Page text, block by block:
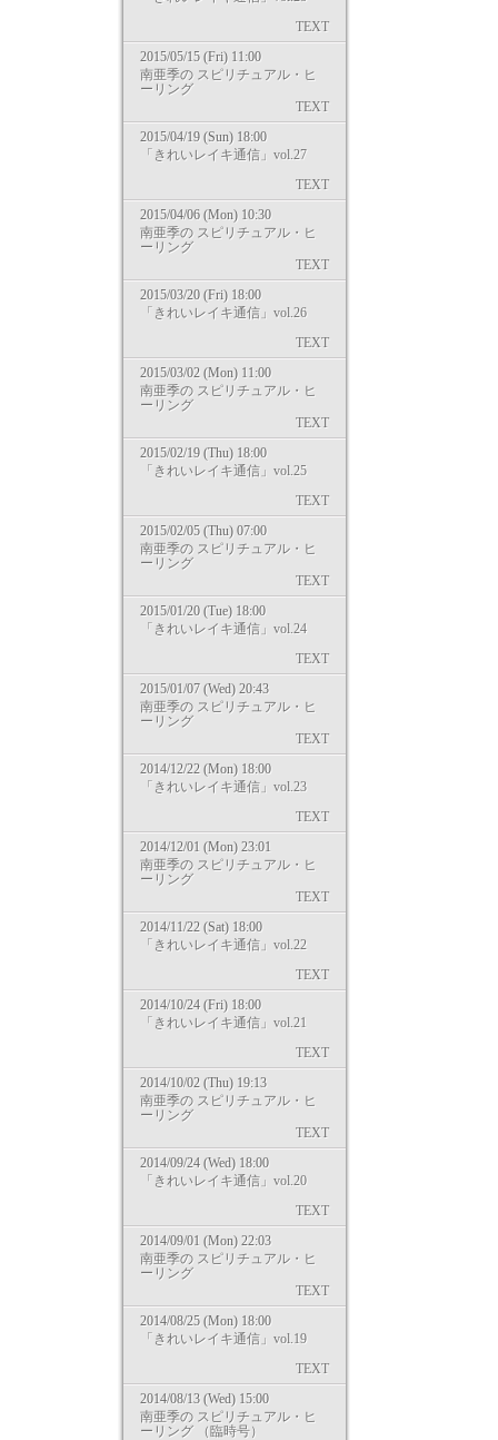
TEXT
2015/05/15 (Fri) 11:00
南亜季の スピリチュアル・ヒ
ーリング
TEXT
2015/04/19 (Sun) 18:00
「きれいレイキ通信」vol.27
TEXT
2015/04/06 (Mon) 10:30
南亜季の スピリチュアル・ヒ
ーリング
TEXT
2015/03/20 (Fri) 18:00
「きれいレイキ通信」vol.26
TEXT
2015/03/02 (Mon) 11:00
南亜季の スピリチュアル・ヒ
ーリング
TEXT
2015/02/19 (Thu) 18:00
「きれいレイキ通信」vol.25
TEXT
2015/02/05 (Thu) 07:00
南亜季の スピリチュアル・ヒ
ーリング
TEXT
2015/01/20 (Tue) 18:00
「きれいレイキ通信」vol.24
TEXT
2015/01/07 (Wed) 20:43
南亜季の スピリチュアル・ヒ
ーリング
TEXT
2014/12/22 (Mon) 18:00
「きれいレイキ通信」vol.23
TEXT
2014/12/01 (Mon) 23:01
南亜季の スピリチュアル・ヒ
ーリング
TEXT
2014/11/22 (Sat) 18:00
「きれいレイキ通信」vol.22
TEXT
2014/10/24 (Fri) 18:00
「きれいレイキ通信」vol.21
TEXT
2014/10/02 (Thu) 19:13
南亜季の スピリチュアル・ヒ
ーリング
TEXT
2014/09/24 (Wed) 18:00
「きれいレイキ通信」vol.20
TEXT
2014/09/01 (Mon) 22:03
南亜季の スピリチュアル・ヒ
ーリング
TEXT
2014/08/25 (Mon) 18:00
「きれいレイキ通信」vol.19
TEXT
2014/08/13 (Wed) 15:00
南亜季の スピリチュアル・ヒ
ーリング （臨時号）